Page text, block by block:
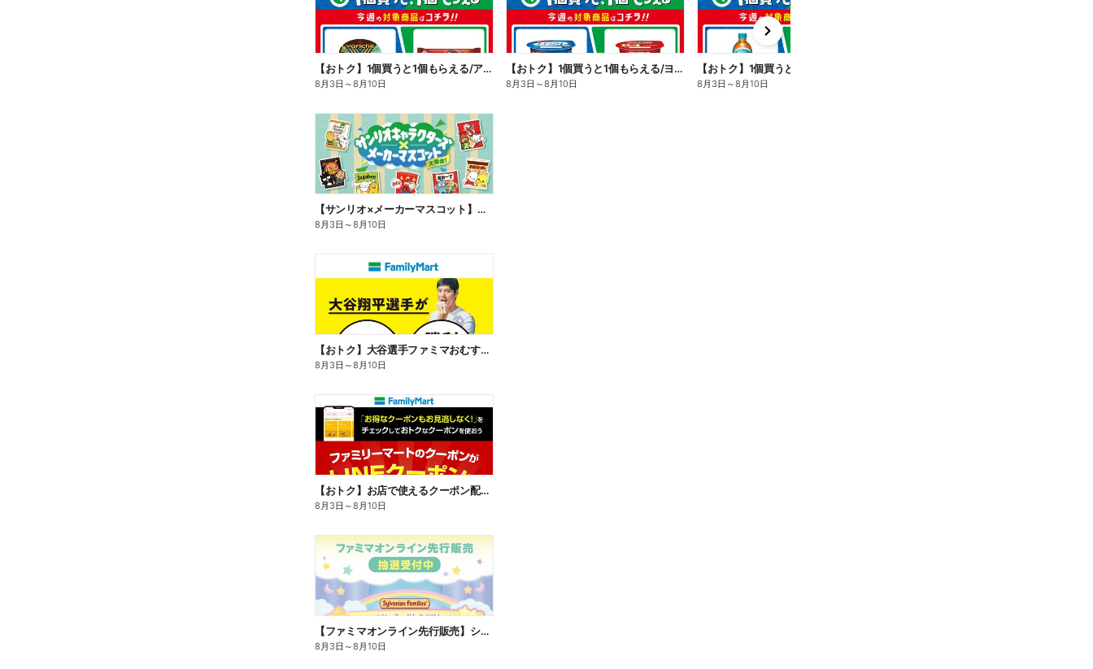
【おトク】1個買うと1個もらえる/アイス
8月3日 ～8月10日
【おトク】1個買うと1個もらえる/ヨーグルト
8月3日 ～8月10日
【おトク】1個買うと1個もらえる/麦茶
8月3日 ～8月10日
e
x
t
【サンリオ×メーカーマスコット】オリジナルグッズ貰える!
8月3日 ～8月10日
【おトク】大谷選手ファミマおむすび割
8月3日 ～8月10日
【おトク】お店で使えるクーポン配信中
8月3日 ～8月10日
【ファミマオンライン先行販売】シルバニアファミリー
8月3日 ～8月10日